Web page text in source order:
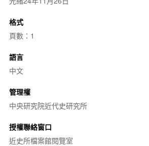
格式
頁數：1
語言
中文
管理權
中央研究院近代史研究所
授權聯絡窗口
近史所檔案館閱覽室